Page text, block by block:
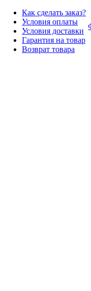
Как сделать заказ?
Условия оплаты
Условия доставки
Гарантия на товар
Возврат товара